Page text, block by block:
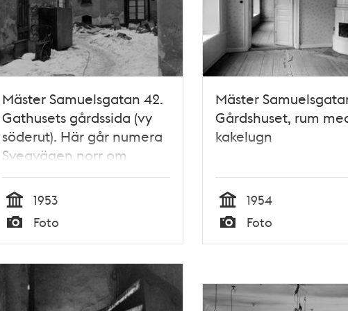
Mäster Samuelsgatan 42.
Gathusets gårdssida (vy
söderut). Här går numera
Sveavägen norr om
Sergels Torg
Tid
1953
Typ
Foto
Mäster
Gårdshuset, rum
kakelugn
Tid
1954
Typ
Foto